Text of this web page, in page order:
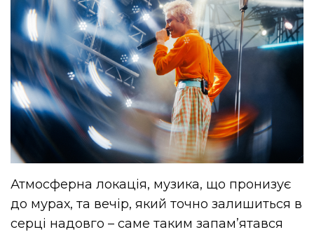
Атмосферна локація, музика, що пронизує
до мурах, та вечір, який точно залишиться в
серці надовго – саме таким запам’ятався